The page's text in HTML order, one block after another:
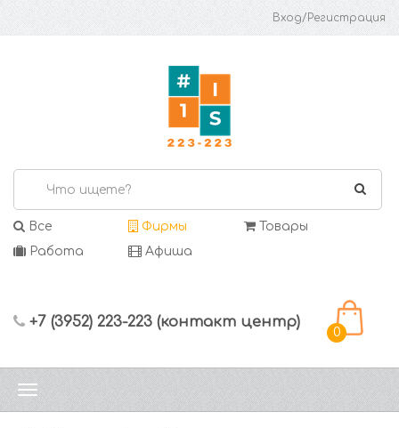
Вход/Регистрация
Все Фирмы
Товары
Работа
Афиша
+7 (3952) 223-223 (контакт центр)
0